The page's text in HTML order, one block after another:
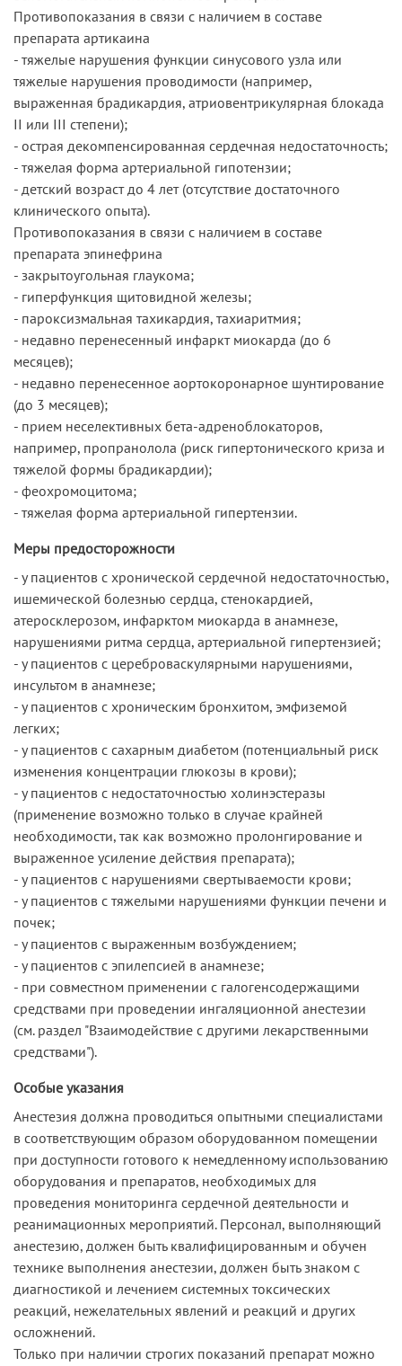
Противопоказания в связи с наличием в составе
препарата артикаина
- тяжелые нарушения функции синусового узла или
тяжелые нарушения проводимости (например,
выраженная брадикардия, атриовентрикулярная блокада
II или III степени);
- острая декомпенсированная сердечная недостаточность;
- тяжелая форма артериальной гипотензии;
- детский возраст до 4 лет (отсутствие достаточного
клинического опыта).
Противопоказания в связи с наличием в составе
препарата эпинефрина
- закрытоугольная глаукома;
- гиперфункция щитовидной железы;
- пароксизмальная тахикардия, тахиаритмия;
- недавно перенесенный инфаркт миокарда (до 6
месяцев);
- недавно перенесенное аортокоронарное шунтирование
(до 3 месяцев);
- прием неселективных бета-адреноблокаторов,
например, пропранолола (риск гипертонического криза и
тяжелой формы брадикардии);
- феохромоцитома;
- тяжелая форма артериальной гипертензии.
Меры предосторожности
- у пациентов с хронической сердечной недостаточностью,
ишемической болезнью сердца, стенокардией,
атеросклерозом, инфарктом миокарда в анамнезе,
нарушениями ритма сердца, артериальной гипертензией;
- у пациентов с цереброваскулярными нарушениями,
инсультом в анамнезе;
- у пациентов с хроническим бронхитом, эмфиземой
легких;
- у пациентов с сахарным диабетом (потенциальный риск
изменения концентрации глюкозы в крови);
- у пациентов с недостаточностью холинэстеразы
(применение возможно только в случае крайней
необходимости, так как возможно пролонгирование и
выраженное усиление действия препарата);
- у пациентов с нарушениями свертываемости крови;
- у пациентов с тяжелыми нарушениями функции печени и
почек;
- у пациентов с выраженным возбуждением;
- у пациентов с эпилепсией в анамнезе;
- при совместном применении с галогенсодержащими
средствами при проведении ингаляционной анестезии
(см. раздел "Взаимодействие с другими лекарственными
средствами").
Особые указания
Анестезия должна проводиться опытными специалистами
в соответствующим образом оборудованном помещении
при доступности готового к немедленному использованию
оборудования и препаратов, необходимых для
проведения мониторинга сердечной деятельности и
реанимационных мероприятий. Персонал, выполняющий
анестезию, должен быть квалифицированным и обучен
технике выполнения анестезии, должен быть знаком с
диагностикой и лечением системных токсических
реакций, нежелательных явлений и реакций и других
осложнений.
Только при наличии строгих показаний препарат можно